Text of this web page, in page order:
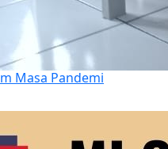
Masa Pandemi